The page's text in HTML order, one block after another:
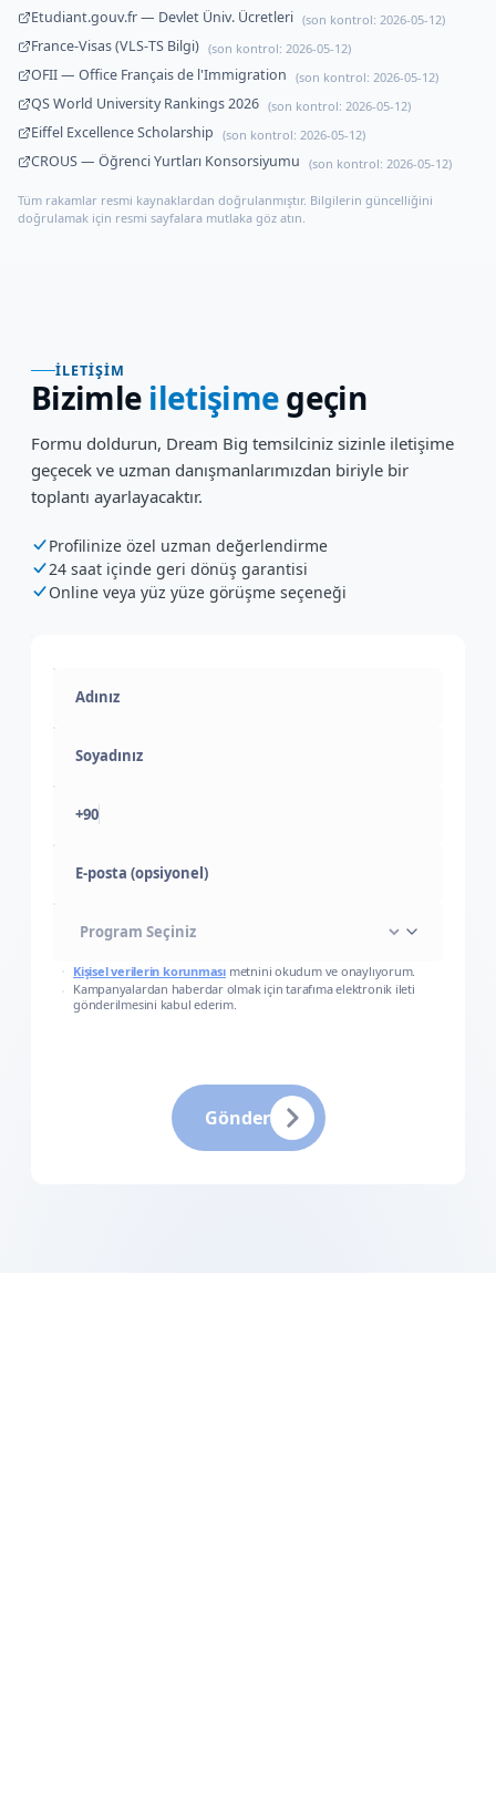
Etudiant.gouv.fr — Devlet Üniv. Ücretleri (son kontrol: 2026-05-12)
France-Visas (VLS-TS Bilgi) (son kontrol: 2026-05-12)
OFII — Office Français de l'Immigration (son kontrol: 2026-05-12)
QS World University Rankings 2026 (son kontrol: 2026-05-12)
Eiffel Excellence Scholarship (son kontrol: 2026-05-12)
CROUS — Öğrenci Yurtları Konsorsiyumu (son kontrol: 2026-05-12)
Tüm rakamlar resmi kaynaklardan doğrulanmıştır. Bilgilerin güncelliğini
doğrulamak için resmi sayfalara mutlaka göz atın.
İLETIŞIM
Bizimle iletişimegeçin
Formu doldurun, Dream Big temsilciniz sizinle iletişime
geçecek ve uzman danışmanlarımızdan biriyle bir
toplantı ayarlayacaktır.
Profilinize özel uzman değerlendirme
24 saat içinde geri dönüş garantisi
Online veya yüz yüze görüşme seçeneği
+90
E-posta (opsiyonel)
Kişisel verilerin korunması metnini okudum ve onaylıyorum.
Kampanyalardan haberdar olmak için tarafıma elektronik ileti
gönderilmesini kabul ederim.
Gönder